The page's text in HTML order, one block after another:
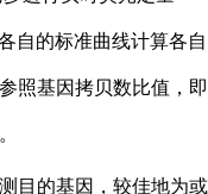
自的标准曲线计算各自
照基因拷贝数比值，即
目的基因，较佳地为或